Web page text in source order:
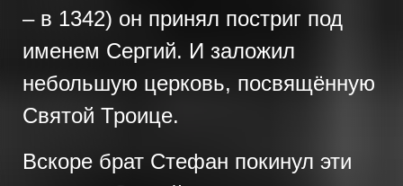
– в 1342) он принял постриг под
именем Сергий. И заложил
небольшую церковь, посвящённую
Святой Троице.
Вскоре брат Стефан покинул эти